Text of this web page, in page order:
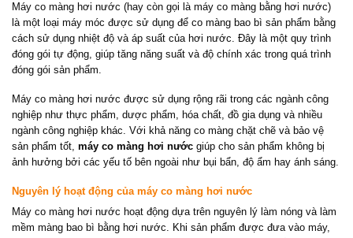
Máy co màng hơi nước (hay còn gọi là máy co màng bằng hơi nước)
là một loại máy móc được sử dụng để co màng bao bì sản phẩm bằng
cách sử dụng nhiệt độ và áp suất của hơi nước. Đây là một quy trình
đóng gói tự động, giúp tăng năng suất và độ chính xác trong quá trình
đóng gói sản phẩm.
Máy co màng hơi nước được sử dụng rộng rãi trong các ngành công
nghiệp như thực phẩm, dược phẩm, hóa chất, đồ gia dụng và nhiều
ngành công nghiệp khác. Với khả năng co màng chặt chẽ và bảo vệ
sản phẩm tốt, máy co màng hơi nước giúp cho sản phẩm không bị
ảnh hưởng bởi các yếu tố bên ngoài như bụi bẩn, độ ẩm hay ánh sáng.
Nguyên lý hoạt động của máy co màng hơi nước
Máy co màng hơi nước hoạt động dựa trên nguyên lý làm nóng và làm
mềm màng bao bì bằng hơi nước. Khi sản phẩm được đưa vào máy,